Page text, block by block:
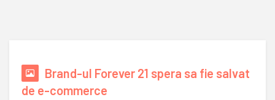
Brand-ul Forever 21 spera sa fie salvat
de e-commerce